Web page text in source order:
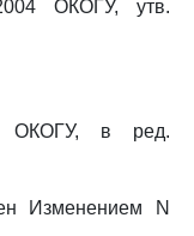
ОКОГУ, утв.
ОКОГУ, в ред.
Изменением N